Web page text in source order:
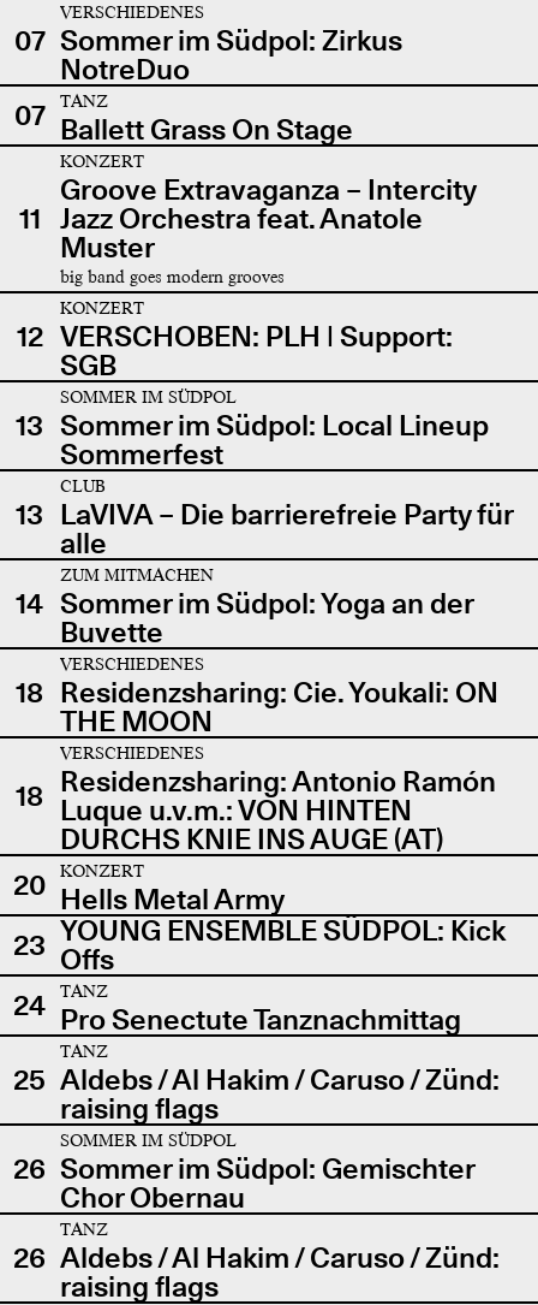
07
VERSCHIEDENES
Sommer im Südpol: Zirkus
NotreDuo
07
TANZ
Ballett Grass On Stage
11
KONZERT
Groove Extravaganza – Intercity
Jazz Orchestra feat. Anatole
Muster
big band goes modern grooves
12
KONZERT
VERSCHOBEN: PLH | Support:
SGB
13
SOMMER IM SÜDPOL
Sommer im Südpol: Local Lineup
Sommerfest
13
CLUB
LaVIVA – Die barrierefreie Party für
alle
14
ZUM MITMACHEN
Sommer im Südpol: Yoga an der
Buvette
18
VERSCHIEDENES
Residenzsharing: Cie. Youkali: ON
THE MOON
18
VERSCHIEDENES
Residenzsharing: Antonio Ramón
Luque u.v.m.: VON HINTEN
DURCHS KNIE INS AUGE (AT)
20
KONZERT
Hells Metal Army
23 YOUNG ENSEMBLE SÜDPOL: Kick
Offs
24
TANZ
Pro Senectute Tanznachmittag
25
TANZ
Aldebs / Al Hakim / Caruso / Zünd:
raising flags
26
SOMMER IM SÜDPOL
Sommer im Südpol: Gemischter
Chor Obernau
26
TANZ
Aldebs / Al Hakim / Caruso / Zünd:
raising flags